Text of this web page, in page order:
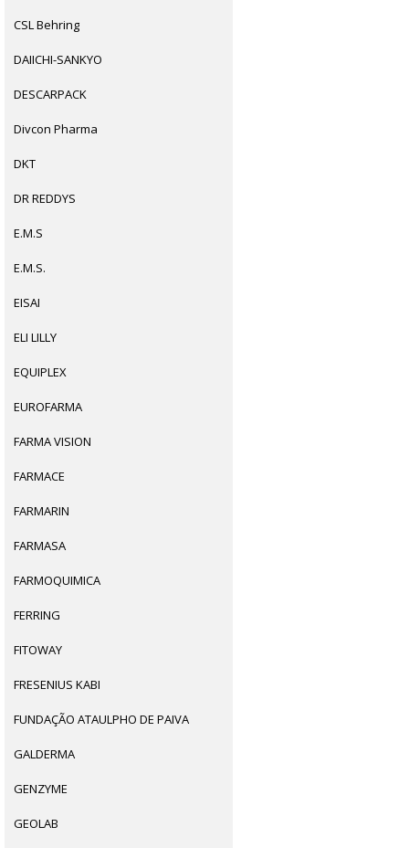
CSL Behring
DAIICHI-SANKYO
DESCARPACK
Divcon Pharma
DKT
DR REDDYS
E.M.S
E.M.S.
EISAI
ELI LILLY
EQUIPLEX
EUROFARMA
FARMA VISION
FARMACE
FARMARIN
FARMASA
FARMOQUIMICA
FERRING
FITOWAY
FRESENIUS KABI
FUNDAÇÃO ATAULPHO DE PAIVA
GALDERMA
GENZYME
GEOLAB